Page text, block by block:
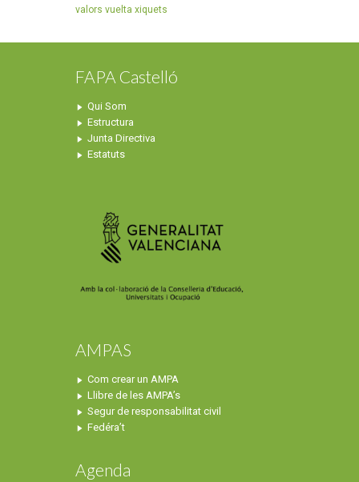
valors vuelta xiquets
FAPA Castelló
Qui Som
Estructura
Junta Directiva
Estatuts
AMPAS
Com crear un AMPA
Llibre de les AMPA’s
Segur de responsabilitat civil
Fedéra’t
Agenda